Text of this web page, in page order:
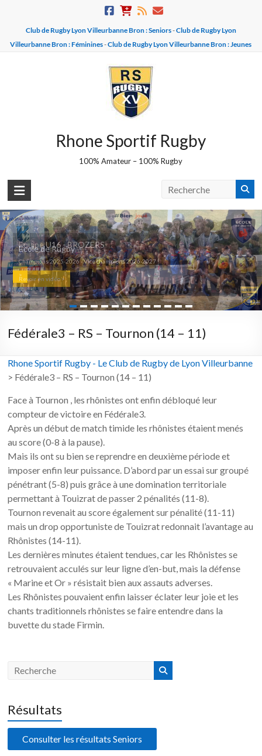
content
Club de Rugby Lyon Villeurbanne Bron : Seniors-Club de Rugby Lyon
Villeurbanne Bron : Féminines-Club de Rugby Lyon Villeurbanne Bron : Jeunes
Rhone Sportif Rugby
100% Amateur – 100% Rugby
Equipe U16 - BROZERS
Champions 2025-2026 - Vice champions 2026-2027 !
Revoir en vidéo >
Ecole de Rugby
>
Fédérale3 – RS – Tournon (14 – 11)
Rhone Sportif Rugby - Le Club de Rugby de Lyon Villeurbanne
> Fédérale3 – RS – Tournon (14 – 11)
Face à Tournon , les rhônistes ont enfin débloqué leur
compteur de victoire en Fédérale3.
Après un début de match timide les rhônistes étaient menés
au score (0-8 à la pause).
Mais ils ont su bien se reprendre en deuxième période et
imposer enfin leur puissance. D’abord par un essai sur groupé
pénétrant (5-8) puis grâce à une domination territoriale
permettant à Touizrat de passer 2 pénalités (11-8).
Tournon revenait au score également sur pénalité (11-11)
mais un drop opportuniste de Touizrat redonnait l’avantage au
Rhônistes (14-11).
Les dernières minutes étaient tendues, car les Rhônistes se
retrouvaient acculés sur leur ligne d’en-but, mais la défense
« Marine et Or » résistait bien aux assauts adverses.
Les Rhônistes pouvaient enfin laisser éclater leur joie et les
chants traditionnels rhônistes se faire entendre dans la
buvette du stade Firmin.
Résultats
Consulter les résultats Seniors